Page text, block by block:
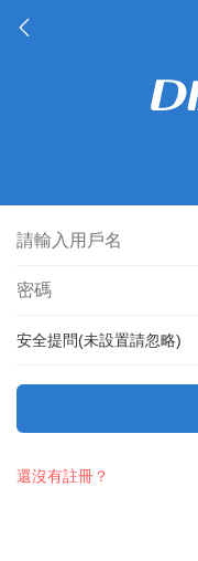
安全提問(未設置請忽略)
還沒有註冊？